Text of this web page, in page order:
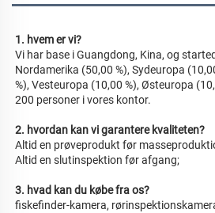
1. hvem er vi?
Vi har base i Guangdong, Kina, og
Nordamerika (50,00 %), Sydeuropa
%), Vesteuropa (10,00 %), Østeuropa
200 personer i vores kontor.
2. hvordan kan vi garantere kvaliteten?
Altid en prøveprodukt før
Altid en slutinspektion før afgang;
3. hvad kan du købe fra os?
fiskefinder-kamera,